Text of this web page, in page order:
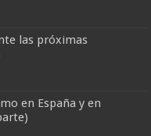
las próximas
en España y en